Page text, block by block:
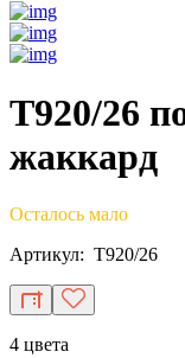
T920/26
жаккард
Осталось мало
Артикул: T920/26
4 цвета